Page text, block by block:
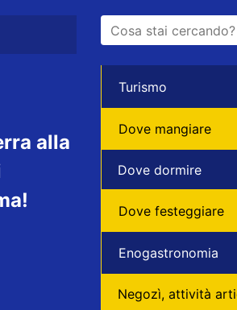
alla
Turismo
Dove mangiare
Dove dormire
Dove festeggiare
Enogastronomia
Negozì, attività